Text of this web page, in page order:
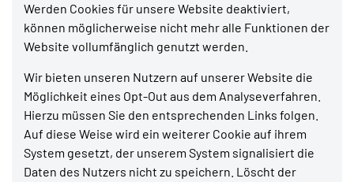
Werden Cookies für unsere Website deaktiviert,
können möglicherweise nicht mehr alle Funktionen der
Website vollumfänglich genutzt werden.
Wir bieten unseren Nutzern auf unserer Website die
Möglichkeit eines Opt-Out aus dem Analyseverfahren.
Hierzu müssen Sie den entsprechenden Links folgen.
Auf diese Weise wird ein weiterer Cookie auf ihrem
System gesetzt, der unserem System signalisiert die
Daten des Nutzers nicht zu speichern. Löscht der